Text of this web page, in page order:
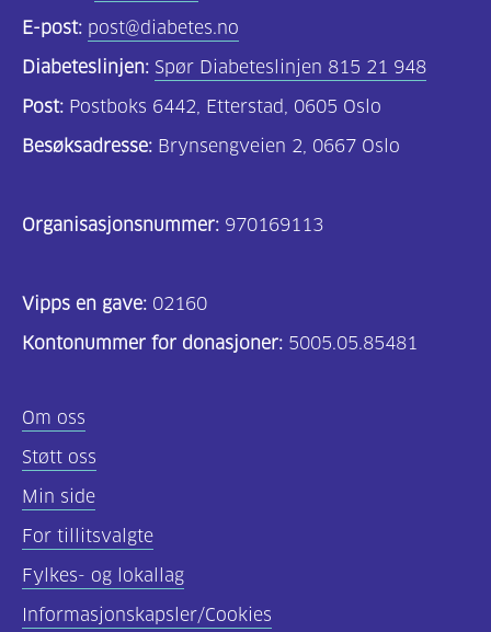
E-post: post@diabetes.no
Diabeteslinjen: Spør Diabeteslinjen 815 21 948
Post: Postboks 6442, Etterstad, 0605 Oslo
Besøksadresse: Brynsengveien 2, 0667 Oslo
Organisasjonsnummer: 970169113
Vipps en gave: 02160
Kontonummer for donasjoner: 5005.05.85481
Om oss
Støtt oss
Min side
For tillitsvalgte
Fylkes- og lokallag
Informasjonskapsler/Cookies